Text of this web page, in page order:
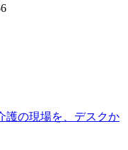
護の現場を、デスクか